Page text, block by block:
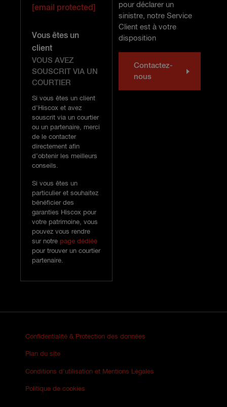
[email protected]
Vous êtes un
client
VOUS AVEZ
SOUSCRIT VIA UN
COURTIER
Si vous êtes un client
d’Hiscox et avez
souscrit via un courtier
ou un partenaire, merci
de le contacter
directement afin
d’obtenir les meilleurs
conseils.
Si vous êtes un
particulier et souhaitez
bénéficier des
garanties Hiscox pour
votre patrimoine, vous
pouvez vous rendre
sur notre page dédiée
pour trouver un courtier
partenaire.
pour déclarer un
sinistre, notre Service
Client est à votre
disposition
Contactez-
nous
Confidentialité & Protection des données
Plan du site
Conditions d'utilisation et Mentions Légales
Politique de cookies